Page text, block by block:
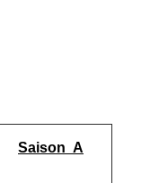
Saison A